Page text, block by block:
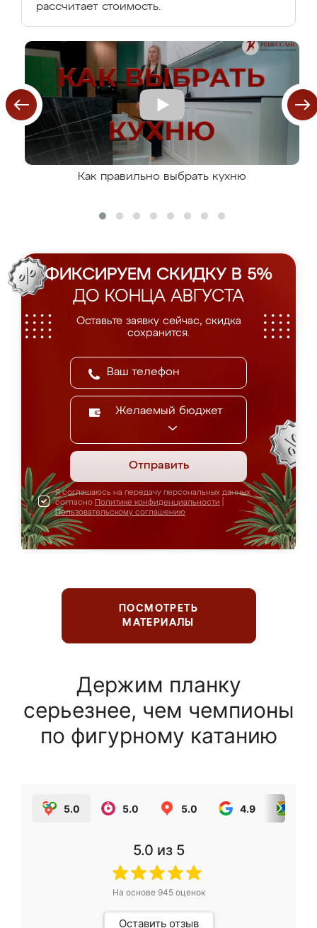
рассчитает стоимость.
Как правильно выбрать кухню
ФИКСИРУЕМ СКИДКУ В 5%
ДО КОНЦА АВГУСТА
Оставьте заявку сейчас, скидка
сохранится.
Желаемый бюджет
Отправить
Я соглашаюсь на передачу персональных данных
согласно Политике конфиденциальности
Пользовательскому соглашению
ПОСМОТРЕТЬ
МАТЕРИАЛЫ
Держим планку
серьезнее, чем чемпионы
по фигурному катанию
5.0 5.0 5.0 4.9
5.0 из 5
На основе 945оценок
Оставить отзыв